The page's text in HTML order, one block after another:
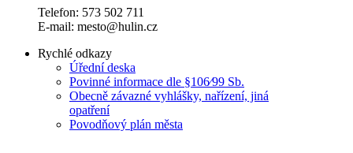
Telefon: 573 502 711
E-mail: mesto@hulin.cz
Rychlé odkazy
Úřední deska
Povinné informace dle §106⁄99 Sb.
Obecně závazné vyhlášky, nařízení, jiná
opatření
Povodňový plán města